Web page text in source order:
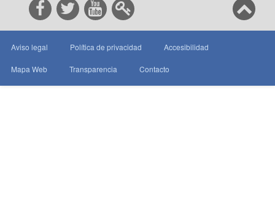
Aviso legal Política de privacidad Accesibilidad
Mapa Web Transparencia Contacto